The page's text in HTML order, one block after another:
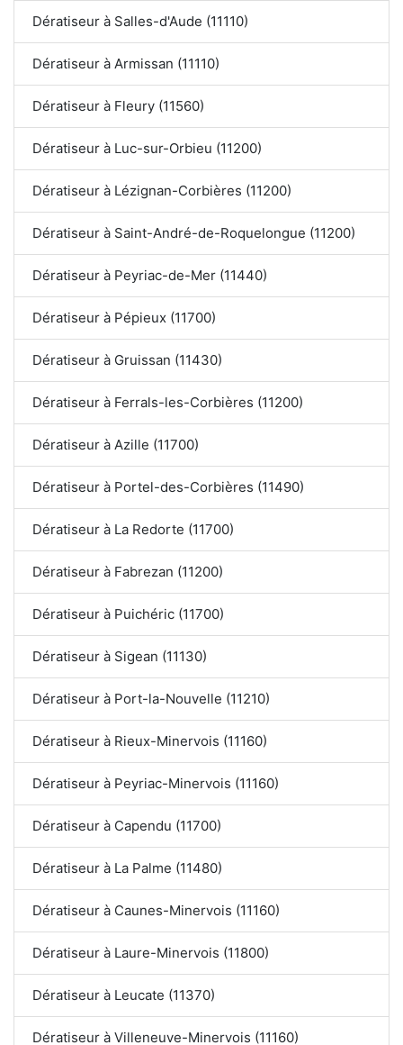
Dératiseur à Salles-d'Aude (11110)
Dératiseur à Armissan (11110)
Dératiseur à Fleury (11560)
Dératiseur à Luc-sur-Orbieu (11200)
Dératiseur à Lézignan-Corbières (11200)
Dératiseur à Saint-André-de-Roquelongue (11200)
Dératiseur à Peyriac-de-Mer (11440)
Dératiseur à Pépieux (11700)
Dératiseur à Gruissan (11430)
Dératiseur à Ferrals-les-Corbières (11200)
Dératiseur à Azille (11700)
Dératiseur à Portel-des-Corbières (11490)
Dératiseur à La Redorte (11700)
Dératiseur à Fabrezan (11200)
Dératiseur à Puichéric (11700)
Dératiseur à Sigean (11130)
Dératiseur à Port-la-Nouvelle (11210)
Dératiseur à Rieux-Minervois (11160)
Dératiseur à Peyriac-Minervois (11160)
Dératiseur à Capendu (11700)
Dératiseur à La Palme (11480)
Dératiseur à Caunes-Minervois (11160)
Dératiseur à Laure-Minervois (11800)
Dératiseur à Leucate (11370)
Dératiseur à Villeneuve-Minervois (11160)